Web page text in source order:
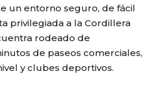
un entorno seguro, de fácil
privilegiada a la Cordillera
rodeado de
de paseos comerciales,
y clubes deportivos.